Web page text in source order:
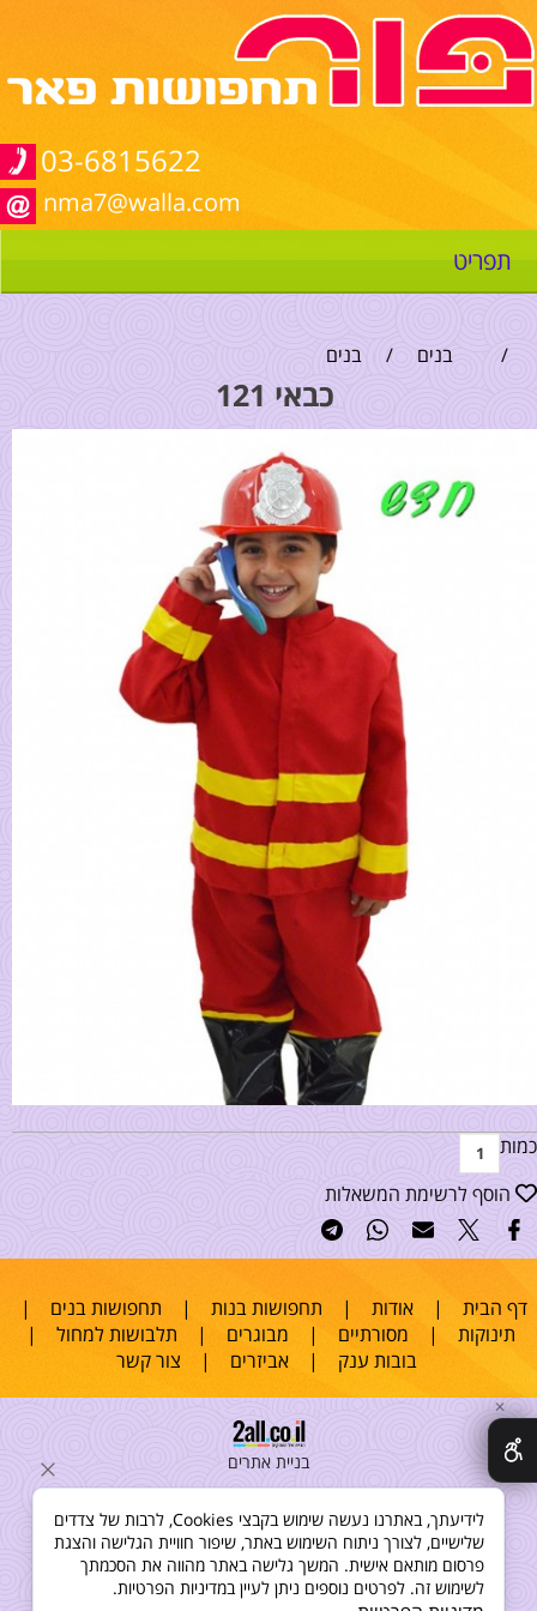
03-6815622
nma7@walla.com
תפריט
/ בנים / בנים
כבאי 121
כמות
הוסף לרשימת המשאלות
דף הבית |אודות | תחפושות בנות | תחפושות בנים |
תינוקות | מסורתיים | מבוגרים | תלבושות למחול |
בובות ענק |אביזרים | צור קשר
בניית אתרים
✕
לידיעתך, באתרנו נעשה שימוש בקבצי Cookies, לרבות של צדדים
שלישיים, לצורך ניתוח השימוש באתר, שיפור חוויית הגלישה והצגת
פרסום מותאם אישית. המשך גלישה באתר מהווה את הסכמתך
לשימוש זה. לפרטים נוספים ניתן לעיין במדיניות הפרטיות.